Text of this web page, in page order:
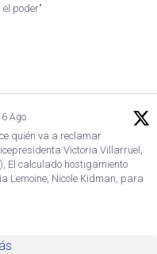
el poder"
6 Ago
quién va a reclamar
Victoria Villarruel,
El calculado hostigamiento
Lemoine, Nicole Kidman, para